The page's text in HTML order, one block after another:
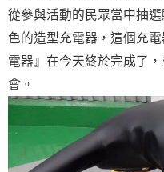
從參與活動的民眾當中抽
色的造型充電器，這個充
電器』在今天終於完成了
會。